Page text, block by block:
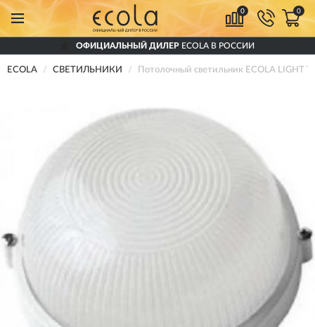
0 0
ОФИЦИАЛЬНЫЙ ДИЛЕРECOLA В РОССИИ
ECOLA СВЕТИЛЬНИКИ Потолочный светильник ECOLA LIGHT